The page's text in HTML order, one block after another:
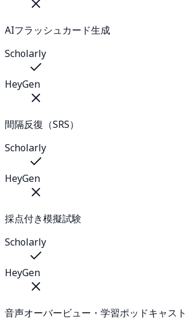
AIフラッシュカード生成
Scholarly
HeyGen
間隔反復（SRS）
Scholarly
HeyGen
採点付き模擬試験
Scholarly
HeyGen
音声オーバービュー・学習ポッドキャスト